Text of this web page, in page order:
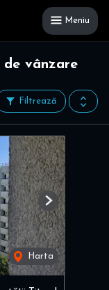
Meniu
de vânzare
Filtrează
Harta
Next